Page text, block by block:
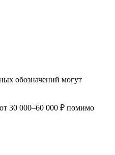
обозначений могут
30 000–60 000 ₽ помимо